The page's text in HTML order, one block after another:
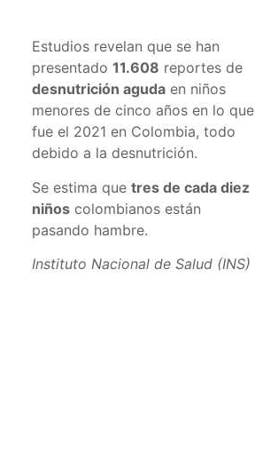
Estudios revelan que se han
presentado 11.608 reportes de
desnutrición aguda en niños
menores de cinco años en lo que
fue el 2021 en Colombia, todo
debido a la desnutrición.
Se estima que tres de cada diez
niños colombianos están
pasando hambre.
Instituto Nacional de Salud (INS)